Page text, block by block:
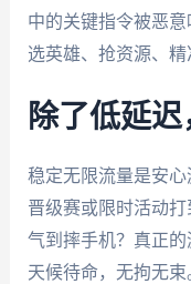
中的关键指令被恶意
选英雄、抢资源、精
除了低延
稳定无限流量是安
晋级赛或限时活动
气到摔手机？真正
天候待命，无拘无